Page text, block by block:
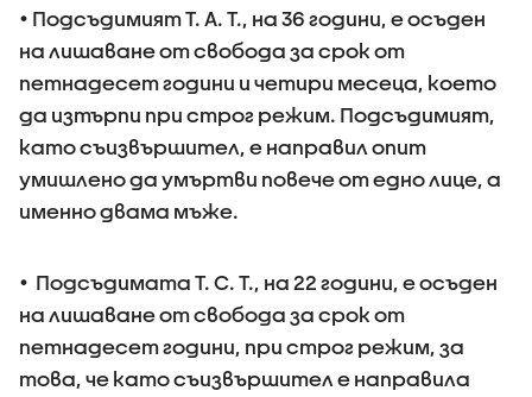
• Подсъдимият Т. А. Т., на 36 години, е осъден
на лишаване от свобода за срок от
петнадесет години и четири месеца, което
да изтърпи при строг режим. Подсъдимият,
като съизвършител, е направил опит
умишлено да умъртви повече от едно лице, а
именно двама мъже.
• Подсъдимата Т. С. Т., на 22 години, е осъден
на лишаване от свобода за срок от
петнадесет години, при строг режим, за
това, че като съизвършител е направила